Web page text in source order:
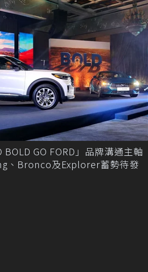
GO FORD」品牌溝通主軸
、Bronco及Explorer蓄勢待發